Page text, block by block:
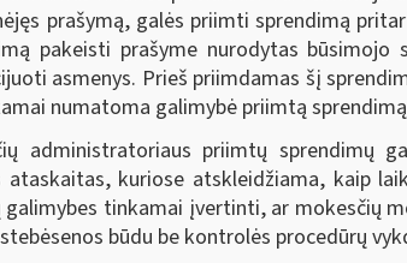
prašymą, galės priimti sprendimą
pakeisti prašyme nurodytas
asmenys. Prieš priimdamas šį
numatoma galimybė priimtą
administratoriaus priimtų sprendimų
kuriose atskleidžiama, kaip
tinkamai įvertinti, ar mokesčių
būdu be kontrolės procedūrų